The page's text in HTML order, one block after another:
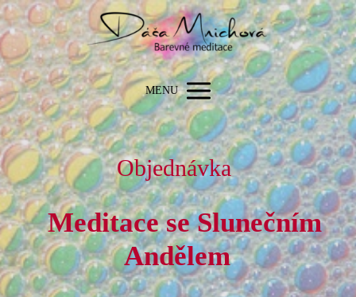
MENU
Objednávka
Meditace se Slunečním
Andělem